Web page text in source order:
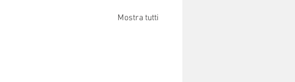
Mostra tutti